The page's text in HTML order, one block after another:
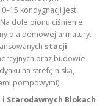
kondygnacji jest
dole pionu ciśnienie
dla domowej armatury.
stacji
oraz budowie
na strefę niską,
pompowymi).
Starodawnych Blokach